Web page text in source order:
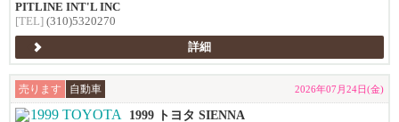
PITLINE INT'L INC
[TEL] (310)5320270
詳細
売ります 自動車 2026年07月24日(金)
1999 トヨタ SIENNA